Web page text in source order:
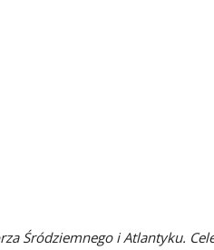
Śródziemnego i Atlantyku.